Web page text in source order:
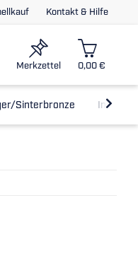
Kontakt & Hilfe
Merkzettel 0,00 €
Sinterbronze Inline-